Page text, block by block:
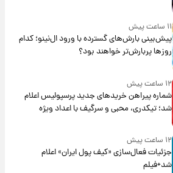
۱۱ ساعت پیش
پیش‌بینی بارش‌های گسترده با ورود ال‌نینو؛ کدام
روزها پربارش‌تر خواهند بود؟
۱۲ ساعت پیش
شماره پیراهن خریدهای جدید پرسپولیس اعلام
شد؛ تیکدری، محبی و سرگیف با اعداد ویژه
۱۲ ساعت پیش
جزئیات فعال‌سازی «کیف پول ایران» اعلام
شد+فیلم